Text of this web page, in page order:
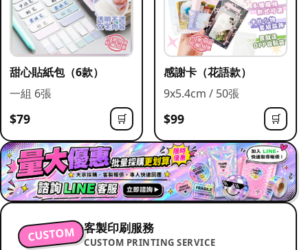
甜心貼紙包（6款）
一組 6張
$79 🛒
感謝卡（花語款）
9x5.4cm / 50張
$99 🛒
CUSTOM 客製印刷服務
CUSTOM PRINTING SERVICE